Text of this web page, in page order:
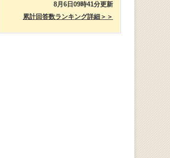
8月6日09時41分更新
累計回答数ランキング詳細＞＞